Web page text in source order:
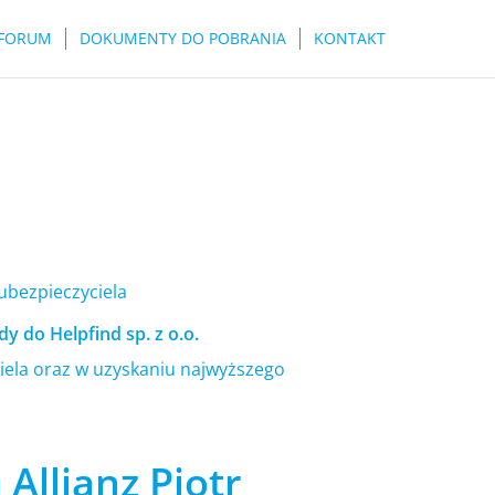
DOKUMENTY DO POBRANIA KONTAKT
do Helpfind sp. z o.o.
oraz w uzyskaniu najwyższego
Allianz Piotr